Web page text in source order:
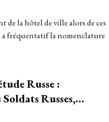
la hôtel de ville alors de ces
a fréquentatif la nomenclature
Russe :
Russes,…